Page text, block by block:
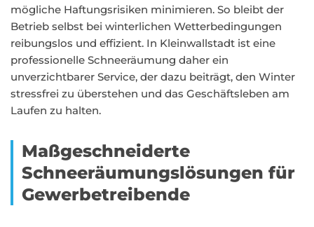
mögliche Haftungsrisiken minimieren. So bleibt der
Betrieb selbst bei winterlichen Wetterbedingungen
reibungslos und effizient. In Kleinwallstadt ist eine
professionelle Schneeräumung daher ein
unverzichtbarer Service, der dazu beiträgt, den Winter
stressfrei zu überstehen und das Geschäftsleben am
Laufen zu halten.
Maßgeschneiderte
Schneeräumungslösungen für
Gewerbetreibende